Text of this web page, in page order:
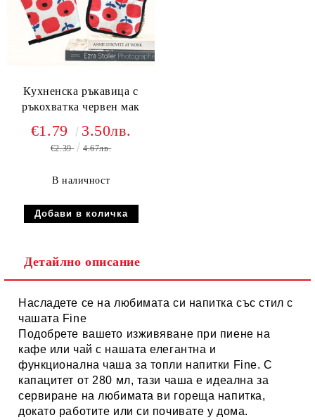
Кухненска ръкавица с
ръкохватка червен мак
€1.79 3.50лв.
€2.39 4.67лв.
В наличност
Детайлно описание
Насладете се на любимата си напитка със стил с
чашата Fine
Подобрете вашето изживяване при пиене на
кафе или чай с нашата елегантна и
функционална чаша за топли напитки Fine. С
капацитет от 280 мл, тази чаша е идеална за
сервиране на любимата ви гореща напитка,
докато работите или си почивате у дома.